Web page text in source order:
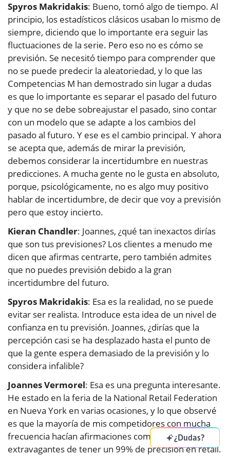
Spyros Makridakis: Bueno, tomó algo de tiempo. Al
principio, los estadísticos clásicos usaban lo mismo de
siempre, diciendo que lo importante era seguir las
fluctuaciones de la serie. Pero eso no es cómo se
previsión. Se necesitó tiempo para comprender que
no se puede predecir la aleatoriedad, y lo que las
Competencias M han demostrado sin lugar a dudas
es que lo importante es separar el pasado del futuro
y que no se debe sobreajustar el pasado, sino contar
con un modelo que se adapte a los cambios del
pasado al futuro. Y ese es el cambio principal. Y ahora
se acepta que, además de mirar la previsión,
debemos considerar la incertidumbre en nuestras
predicciones. A mucha gente no le gusta en absoluto,
porque, psicológicamente, no es algo muy positivo
hablar de incertidumbre, de decir que voy a previsión
pero que estoy incierto.
Kieran Chandler: Joannes, ¿qué tan inexactos dirías
que son tus previsiones? Los clientes a menudo me
dicen que afirmas centrarte, pero también admites
que no puedes previsión debido a la gran
incertidumbre del futuro.
Spyros Makridakis: Esa es la realidad, no se puede
evitar ser realista. Introduce esta idea de un nivel de
confianza en tu previsión. Joannes, ¿dirías que la
percepción casi se ha desplazado hasta el punto de
que la gente espera demasiado de la previsión y lo
considera infalible?
Joannes Vermorel: Esa es una pregunta interesante.
He estado en la feria de la National Retail Federation
en Nueva York en varias ocasiones, y lo que observé
es que la mayoría de mis competidores con mucha
frecuencia hacían afirmaciones completamente
extravagantes de tener un 99% de precisión en retail.
¿Dudas?